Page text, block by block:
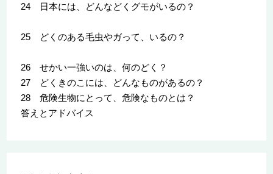
24 日本には、どんなどくグモがいるの？
25 どくのある毛虫やガって、いるの？
26 せかい一強いのは、何のどく？
27 どくきのこには、どんなものがあるの？
28 危険生物にとって、危険なものとは？
答えとアドバイス